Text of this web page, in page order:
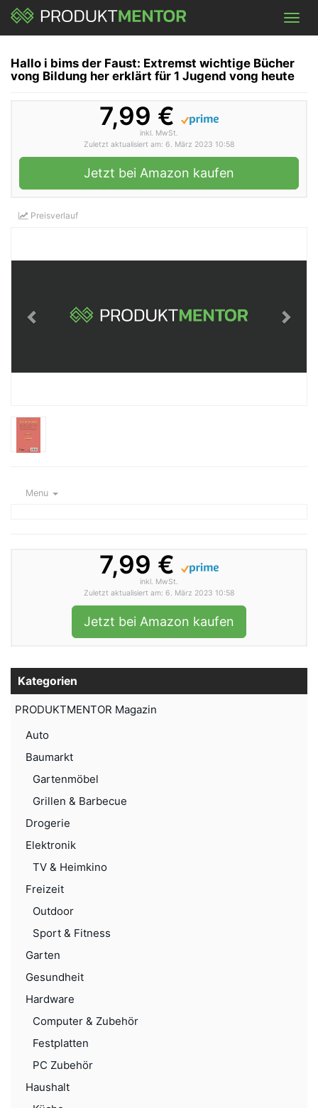
Skip
main
Hallo i bims der Faust: Extremst wichtige Bücher
vong Bildung her erklärt für 1 Jugend vong heute
7,99 €
inkl. MwSt.
Zuletzt aktualisiert am: 6. März 2023 10:58
Jetzt bei Amazon kaufen
Preisverlauf
Menu
7,99 €
inkl. MwSt.
Zuletzt aktualisiert am: 6. März 2023 10:58
Jetzt bei Amazon kaufen
Kategorien
PRODUKTMENTOR Magazin
Auto
Baumarkt
Gartenmöbel
Grillen & Barbecue
Drogerie
Elektronik
TV & Heimkino
Freizeit
Outdoor
Sport & Fitness
Garten
Gesundheit
Hardware
Computer & Zubehör
Festplatten
PC Zubehör
Haushalt